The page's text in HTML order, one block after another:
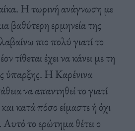
Η τωρινή ανάγνωση με
βαθύτερη ερμηνεία της
πιο πολύ γιατί το
τίθεται έχει να κάνει με τη
ύπαρξης. Η Καρένινα
να απαντηθεί το γιατί
κατά πόσο είμαστε ή όχι
Αυτό το ερώτημα θέτει ο